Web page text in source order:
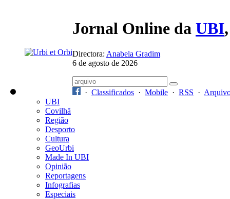
Jornal Online da UBI
Directora: Anabela Gradim
6 de agosto de 2026
· Classificados · Mobile · RSS ·
UBI
Covilhã
Região
Desporto
Cultura
GeoUrbi
Made In UBI
Opinião
Reportagens
Infografias
Especiais